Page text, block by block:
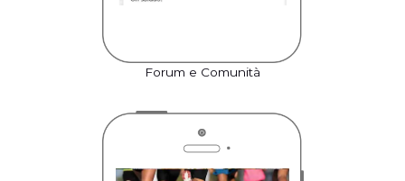
Forum e Comunità